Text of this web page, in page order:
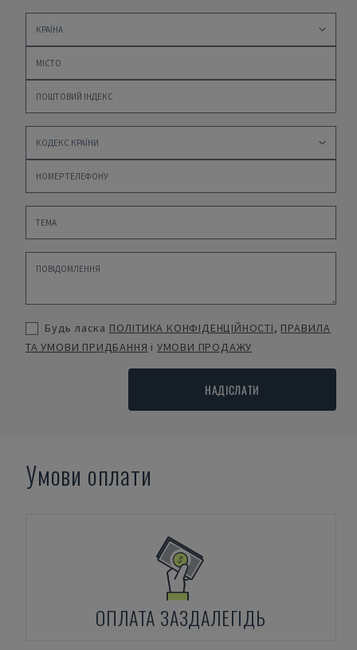
Будь ласка ПОЛІТИКА КОНФІДЕНЦІЙНОСТІ, ПРАВИЛА
ТА УМОВИ ПРИДБАННЯ і УМОВИ ПРОДАЖУ
НАДІСЛАТИ
Умови оплати
ОПЛАТА ЗАЗДАЛЕГІДЬ